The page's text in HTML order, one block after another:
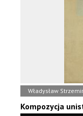
Władysław
Kompozycja